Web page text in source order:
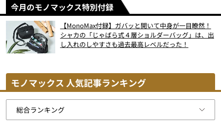
今月のモノマックス特別付録
【MonoMax付録】ガバッと開いて中身が一目瞭然！
シャカの「じゃばら式４層ショルダーバッグ」は、出
し入れのしやすさも過去最高レベルだった！
モノマックス 人気記事ランキング